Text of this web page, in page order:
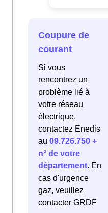
Coupure de
courant
Si vous
rencontrez un
problème lié à
votre réseau
électrique,
contactez Enedis
au 09.726.750 +
n° de votre
département. En
cas d'urgence
gaz, veuillez
contacter GRDF